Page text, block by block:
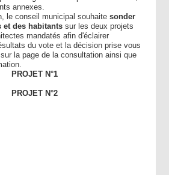
annexes.
le conseil municipal souhaitesonder
et des habitantssur les deux projets
mandatés afin d'éclairer
du vote et la décision prise vous
la page de la consultation ainsi que
PROJET N°1
PROJET N°2